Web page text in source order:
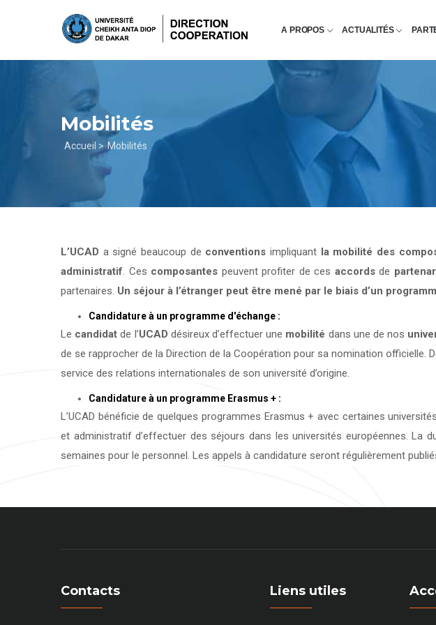
principal
A PROPOS ACTUALITÉS
Mobilités
Fil
d'Ariane
Accueil > Mobilités
L’UCAD a signé beaucoup de conventions impliquant la mobilité des
administratif. Ces composantes peuvent profiter de ces accordsde
partenaires. Un séjour à l’étranger peut être mené par le biais d’un
Candidature à un programme d'échange :
Le candidat de l’UCAD désireux d’effectuer une mobilité dans une de nos
de se rapprocher de la Direction de la Coopération pour sa nomination officielle.
service des relations internationales de son université d’origine.
Candidature à un programme Erasmus + :
L’UCAD bénéficie de quelques programmes Erasmus + avec certaines
et administratif d’effectuer des séjours dans les universités européennes.
semaines pour le personnel. Les appels à candidature seront régulièrement
Contacts Liens utiles